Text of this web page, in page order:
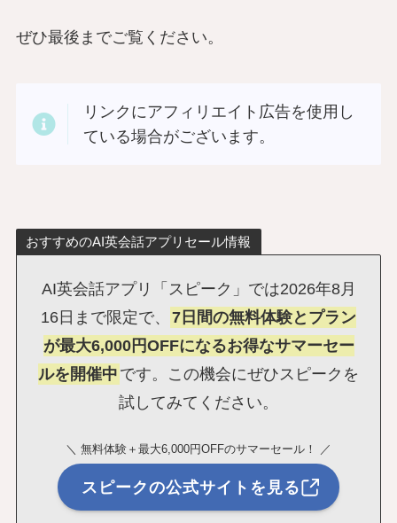
ぜひ最後までご覧ください。
リンクにアフィリエイト広告を使用し
ている場合がございます。
おすすめのAI英会話アプリセール情報
AI英会話アプリ「スピーク」では2026年8月
16日まで限定で、 7日間の無料体験とプラン
が最大6,000円OFFになるお得なサマーセー
ルを開催中 です。この機会にぜひスピークを
試してみてください。
＼ 無料体験＋最大6,000円OFFのサマーセール！ ／
スピークの公式サイトを見る